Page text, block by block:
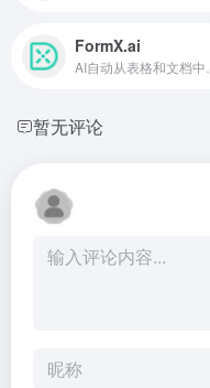
FormX.ai
暂无评论